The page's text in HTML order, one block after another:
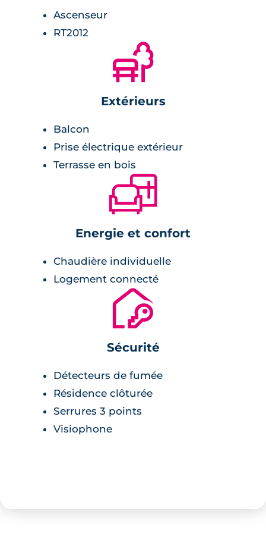
Ascenseur
RT2012
🌲
Extérieurs
Balcon
Prise électrique extérieur
Terrasse en bois
🛋
Energie et confort
Chaudière individuelle
Logement connecté
🔐
Sécurité
Détecteurs de fumée
Résidence clôturée
Serrures 3 points
Visiophone